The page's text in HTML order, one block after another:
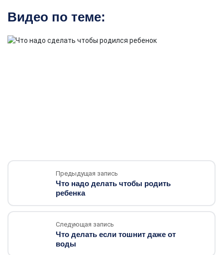
Видео по теме:
Предыдущая запись
Что надо делать чтобы родить
ребенка
Следующая запись
Что делать если тошнит даже от
воды